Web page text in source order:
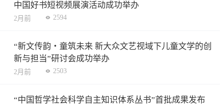
中国好书短视频展演活动成功举办
2月前 2594
“新文传韵・童筑未来 新大众文艺视域下儿童文学的创
新与担当”研讨会成功举办
2月前 2503
“中国哲学社会科学自主知识体系丛书”首批成果发布